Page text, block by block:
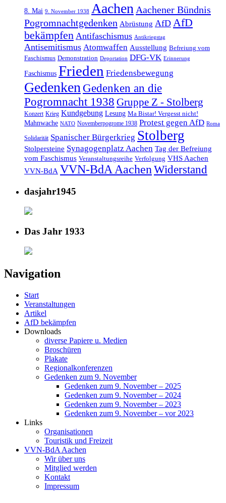
8. Mai 9. November 1938 Aachen Aachener Bündnis
Pogromnachtgedenken Abrüstung AfD AfD
bekämpfen Antifaschismus Antikriegstag
Antisemitismus Atomwaffen Ausstellung Befreiung vom
Faschismus Demonstration Deportation DFG-VK Erinnerung
Faschismus Frieden Friedensbewegung
Gedenken Gedenken an die
Pogromnacht 1938 Gruppe Z - Stolberg
Konzert Krieg Kundgebung Lesung Ma Bistar! Vergesst nicht!
Mahnwache NATO Novemberpogrome 1938 Protest gegen AfD Roma
Solidarität Spanischer Bürgerkrieg Stolberg
Stolpersteine Synagogenplatz Aachen Tag der Befreiung
vom Faschismus Veranstaltungsreihe Verfolgung VHS Aachen
VVN-BdA VVN-BdA AachenWiderstand
dasjahr1945
Das Jahr 1933
Navigation
Start
Veranstaltungen
Artikel
AfD bekämpfen
Downloads
diverse Papiere u. Medien
Broschüren
Plakate
Regionalkonferenzen
Gedenken zum 9. November
Gedenken zum 9. November – 2025
Gedenken zum 9. November – 2024
Gedenken zum 9. November – 2023
Gedenken zum 9. November – vor 2023
Links
Organisationen
Touristik und Freizeit
VVN-BdA Aachen
Wir über uns
Mitglied werden
Kontakt
Impressum